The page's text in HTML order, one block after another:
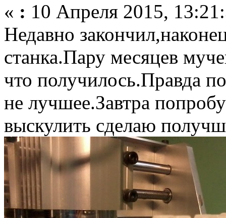
« : 10 Апреля 2015,
Недавно
станка.Пару месяцев
что получилось.Правда
не лучшее.Завтра
выскулить сделаю